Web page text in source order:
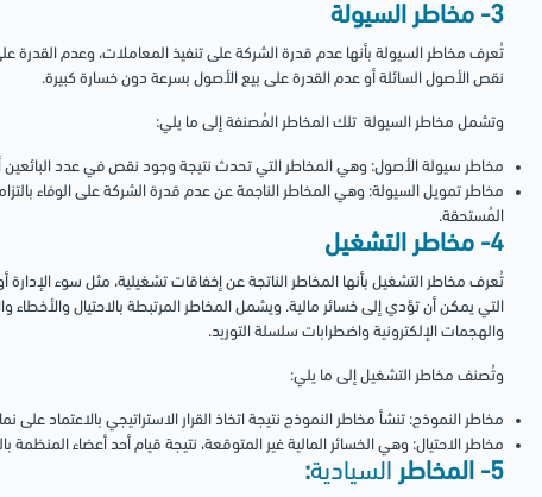
3- مخاطر السيولة
تُعرف مخاطر السيولة بأنها عدم قدرة الشركة على تنفيذ المعاملات، وعدم القدرة
نقص الأصول السائلة أو عدم القدرة على بيع الأصول بسرعة دون خسارة كبيرة.
وتشمل مخاطر السيولة تلك المخاطر المُصنفة إلى ما يلي:
مخاطر سيولة الأصول: وهي المخاطر التي تحدث نتيجة وجود نقص في عدد البائعين
مخاطر تمويل السيولة: وهي المخاطر الناجمة عن عدم قدرة الشركة على الوفاء
المُستحقة.
4- مخاطر التشغيل
تُعرف مخاطر التشغيل بأنها المخاطر الناتجة عن إخفاقات تشغيلية، مثل سوء الإدارة أو
التي يمكن أن تؤدي إلى خسائر مالية. ويشمل المخاطر المرتبطة بالاحتيال والأخطاء
والهجمات الإلكترونية واضطرابات سلسلة التوريد.
وتُصنف مخاطر التشغيل إلى ما يلي:
مخاطر النموذج: تنشأ مخاطر النموذج نتيجة اتخاذ القرار الاستراتيجي بالاعتماد على
مخاطر الاحتيال: وهي الخسائر المالية غير المتوقعة، نتيجة قيام أحد أعضاء المنظمة
5- المخاطر السيادية: